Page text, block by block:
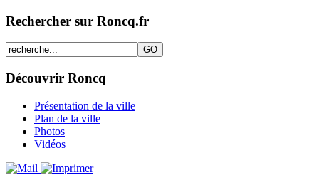
Rechercher sur Roncq.fr
Découvrir Roncq
Présentation de la ville
Plan de la ville
Photos
Vidéos